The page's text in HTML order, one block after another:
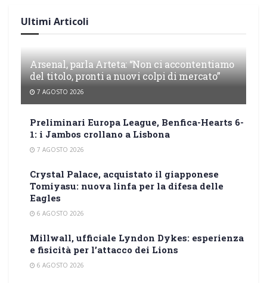
Ultimi Articoli
Arsenal, parla Arteta: “Non ci accontentiamo
del titolo, pronti a nuovi colpi di mercato”
7 AGOSTO 2026
Preliminari Europa League, Benfica-Hearts 6-
1: i Jambos crollano a Lisbona
7 AGOSTO 2026
Crystal Palace, acquistato il giapponese
Tomiyasu: nuova linfa per la difesa delle
Eagles
6 AGOSTO 2026
Millwall, ufficiale Lyndon Dykes: esperienza
e fisicità per l’attacco dei Lions
6 AGOSTO 2026